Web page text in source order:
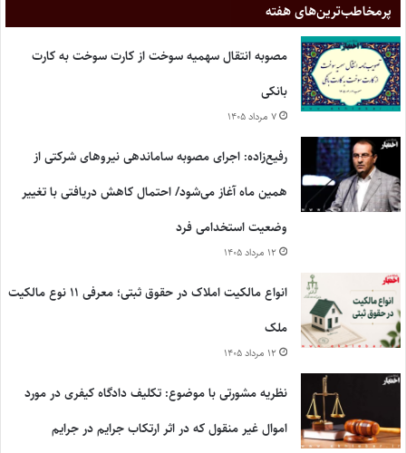
پر‌مخاطب‌ترین‌های هفته
مصوبه انتقال سهمیه سوخت از کارت سوخت به کارت
بانکی
۷ مرداد ۱۴۰۵
رفیع‌زاده: اجرای مصوبه ساماندهی نیروهای شرکتی از
همین ماه آغاز می‌شود/ احتمال کاهش دریافتی با تغییر
وضعیت استخدامی فرد
۱۲ مرداد ۱۴۰۵
انواع مالکیت املاک در حقوق ثبتی؛ معرفی ۱۱ نوع مالکیت
ملک
۱۲ مرداد ۱۴۰۵
نظریه مشورتی با موضوع: تکلیف دادگاه کیفری در مورد
اموال غیر منقول که در اثر ارتکاب جرایم در جرایم